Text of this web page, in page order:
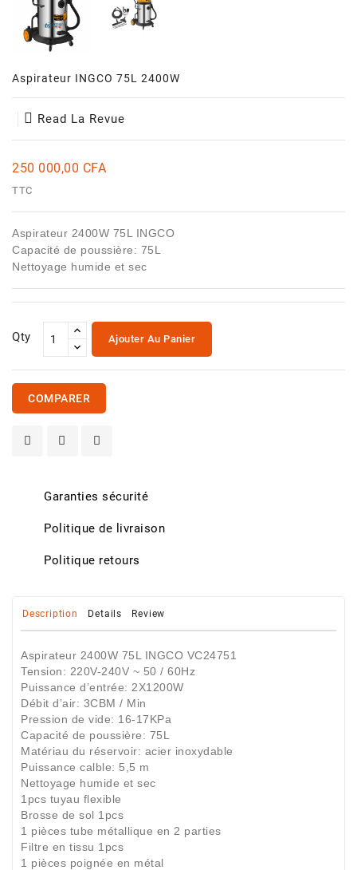
Véhicules
Et
Jouets
Beauté
Aspirateur INGCO 75L 2400W
Read La Revue
250 000,00 CFA
TTC
Aspirateur 2400W 75L INGCO
Capacité de poussière: 75L
Nettoyage humide et sec
Qty Ajouter Au Panier
COMPARER
Garanties sécurité
Politique de livraison
Politique retours
Description Details Review
Aspirateur 2400W 75L INGCO VC24751
Tension: 220V-240V ~ 50 / 60Hz
Puissance d’entrée: 2X1200W
Débit d’air: 3CBM / Min
Pression de vide: 16-17KPa
Capacité de poussière: 75L
Matériau du réservoir: acier inoxydable
Puissance calble: 5,5 m
Nettoyage humide et sec
1pcs tuyau flexible
Brosse de sol 1pcs
1 pièces tube métallique en 2 parties
Filtre en tissu 1pcs
1 pièces poignée en métal